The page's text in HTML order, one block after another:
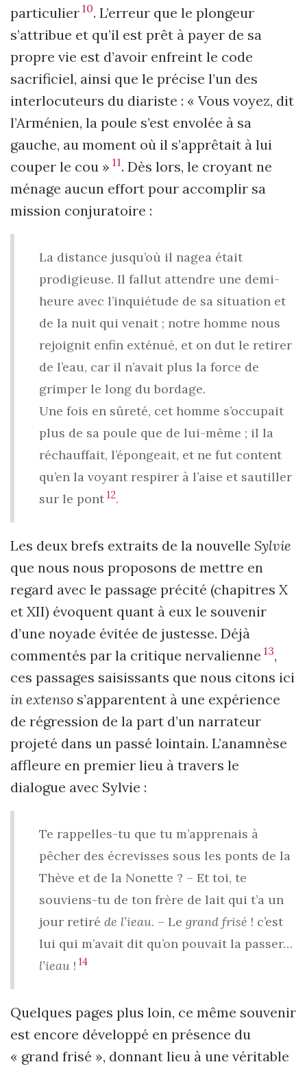
particulier 10. L’erreur que le plongeur
s’attribue et qu’il est prêt à payer de sa
propre vie est d’avoir enfreint le code
sacrificiel, ainsi que le précise l’un des
interlocuteurs du diariste : « Vous voyez, dit
l’Arménien, la poule s’est envolée à sa
gauche, au moment où il s’apprêtait à lui
couper le cou » 11. Dès lors, le croyant ne
ménage aucun effort pour accomplir sa
mission conjuratoire :
La distance jusqu’où il nagea était
prodigieuse. Il fallut attendre une demi-
heure avec l’inquiétude de sa situation et
de la nuit qui venait ; notre homme nous
rejoignit enfin exténué, et on dut le retirer
de l’eau, car il n’avait plus la force de
grimper le long du bordage.
Une fois en sûreté, cet homme s’occupait
plus de sa poule que de lui-même ; il la
réchauffait, l’épongeait, et ne fut content
qu’en la voyant respirer à l’aise et sautiller
sur le pont12.
Les deux brefs extraits de la nouvelle Sylvie
que nous nous proposons de mettre en
regard avec le passage précité (chapitres X
et XII) évoquent quant à eux le souvenir
d’une noyade évitée de justesse. Déjà
commentés par la critique nervalienne 13,
ces passages saisissants que nous citons ici
in extenso s’apparentent à une expérience
de régression de la part d’un narrateur
projeté dans un passé lointain. L’anamnèse
affleure en premier lieu à travers le
dialogue avec Sylvie :
Te rappelles-tu que tu m’apprenais à
pêcher des écrevisses sous les ponts de la
Thève et de la Nonette ? – Et toi, te
souviens-tu de ton frère de lait qui t’a un
jour retiré de l’ieau. – Le grand frisé ! c’est
lui qui m’avait dit qu’on pouvait la passer…
l’ieau ! 14
Quelques pages plus loin, ce même souvenir
est encore développé en présence du
« grand frisé », donnant lieu à une véritable